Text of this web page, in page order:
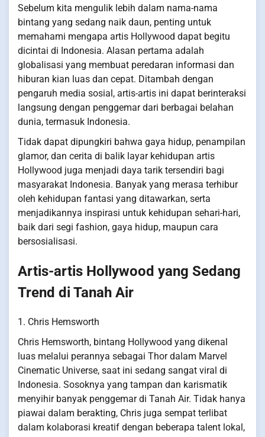
Sebelum kita mengulik lebih dalam nama-nama
bintang yang sedang naik daun, penting untuk
memahami mengapa artis Hollywood dapat begitu
dicintai di Indonesia. Alasan pertama adalah
globalisasi yang membuat peredaran informasi dan
hiburan kian luas dan cepat. Ditambah dengan
pengaruh media sosial, artis-artis ini dapat berinteraksi
langsung dengan penggemar dari berbagai belahan
dunia, termasuk Indonesia.
Tidak dapat dipungkiri bahwa gaya hidup, penampilan
glamor, dan cerita di balik layar kehidupan artis
Hollywood juga menjadi daya tarik tersendiri bagi
masyarakat Indonesia. Banyak yang merasa terhibur
oleh kehidupan fantasi yang ditawarkan, serta
menjadikannya inspirasi untuk kehidupan sehari-hari,
baik dari segi fashion, gaya hidup, maupun cara
bersosialisasi.
Artis-artis Hollywood yang Sedang
Trend di Tanah Air
1. Chris Hemsworth
Chris Hemsworth, bintang Hollywood yang dikenal
luas melalui perannya sebagai Thor dalam Marvel
Cinematic Universe, saat ini sedang sangat viral di
Indonesia. Sosoknya yang tampan dan karismatik
menyihir banyak penggemar di Tanah Air. Tidak hanya
piawai dalam berakting, Chris juga sempat terlibat
dalam kolaborasi kreatif dengan beberapa talent lokal,